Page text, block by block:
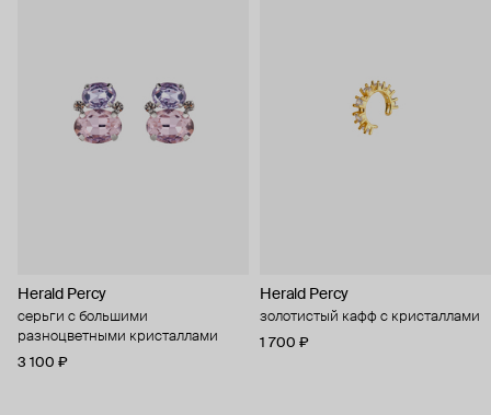
Herald Percy
серьги с большими
разноцветными кристаллами
3 100 ₽
Herald Percy
золотистый кафф с кристаллами
1 700 ₽